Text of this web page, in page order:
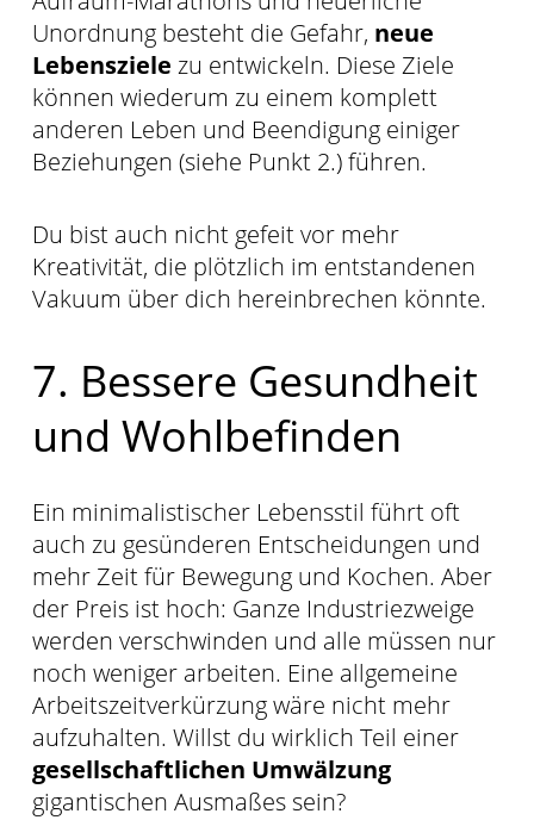
Unordnung besteht die Gefahr, neue
Lebensziele zu entwickeln. Diese Ziele
können wiederum zu einem komplett
anderen Leben und Beendigung einiger
Beziehungen (siehe Punkt 2.) führen.
Du bist auch nicht gefeit vor mehr
Kreativität, die plötzlich im entstandenen
Vakuum über dich hereinbrechen könnte.
7. Bessere Gesundheit
und Wohlbefinden
Ein minimalistischer Lebensstil führt oft
auch zu gesünderen Entscheidungen und
mehr Zeit für Bewegung und Kochen. Aber
der Preis ist hoch: Ganze Industriezweige
werden verschwinden und alle müssen nur
noch weniger arbeiten. Eine allgemeine
Arbeitszeitverkürzung wäre nicht mehr
aufzuhalten. Willst du wirklich Teil einer
gesellschaftlichen Umwälzung
gigantischen Ausmaßes sein?